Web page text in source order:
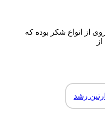
مانو جزوی از انواع شکر بوده که